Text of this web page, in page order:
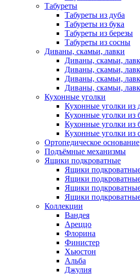
Табуреты
Табуреты из дуба
Табуреты из бука
Табуреты из березы
Табуреты из сосны
Диваны, скамьи, лавки
Диваны, скамьи,
Диваны, скамьи,
Диваны, скамьи,
Диваны, скамьи,
Кухонные уголки
Кухонные уголки из
Кухонные уголки из
Кухонные уголки из
Кухонные уголки из
Ортопедическое основание
Подъёмные механизмы
Ящики подкроватные
Ящики
Ящики
Ящики
Ящики
Коллекции
Вандея
Ареццо
Флорина
Финистер
Хьюстон
Альба
Джулия